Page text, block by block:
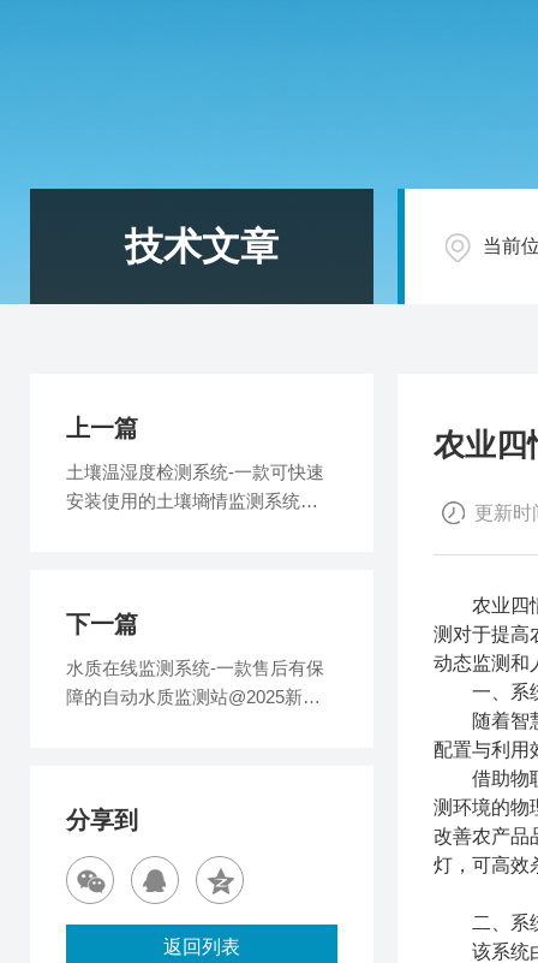
技术文章 当前
农业四
更新时
农业四情
测对于提高
动态监测和
一、系
随着智慧
配置与利用
借助物联
测环境的物
改善农产品
灯，可高效
二、系
该系统由
上一篇
土壤温湿度检测系统-一款可快速
安装使用的土壤墒情监测系统
下一篇
水质在线监测系统-一款售后有保
障的自动水质监测站@2025新消
分享到
返回列表